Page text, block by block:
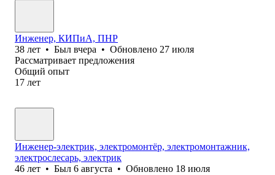
Инженер, КИПиА, ПНР
38 лет • Был вчера • Обновлено 27 июля
Рассматривает предложения
Общий опыт
17 лет
Инженер-электрик, электромонтёр, электромонтажник,
электрослесарь, электрик
46 лет • Был 6 августа • Обновлено 18 июля